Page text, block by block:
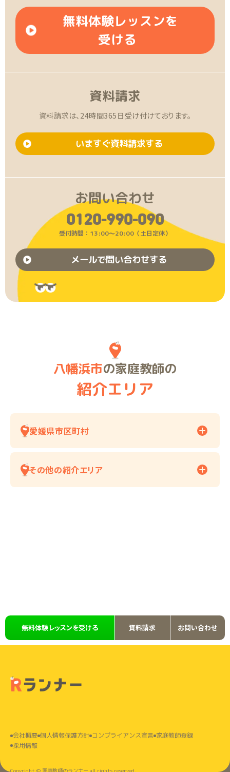
無料体験レッスンを
受ける
資料請求
資料請求は、24時間365日受け付けております。
いますぐ資料請求する
お問い合わせ
0120-990-090
受付時間：13:00〜20:00（土日定休）
メールで問い合わせする
八幡浜市の家庭教師の
紹介エリア
愛媛県市区町村
その他の紹介エリア
無料体験レッスンを受ける 資料請求 お問い合わせ
会社概要 個⼈情報保護⽅針 コンプライアンス宣言 家庭教師登録
採⽤情報
Copyright © 家庭教師のランナー all rights reserved.